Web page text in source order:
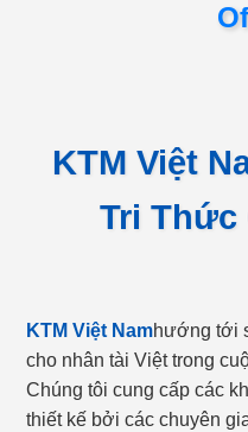
KTM Việt
Tri Thức
KTM Việt Namhướng tới
cho nhân tài Việt trong
Chúng tôi cung cấp các
thiết kế bởi các chuyên